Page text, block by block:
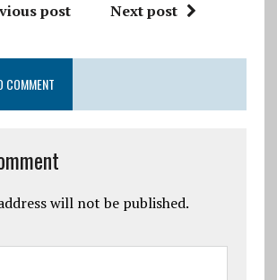
post Next post
COMMENT
will not be published.